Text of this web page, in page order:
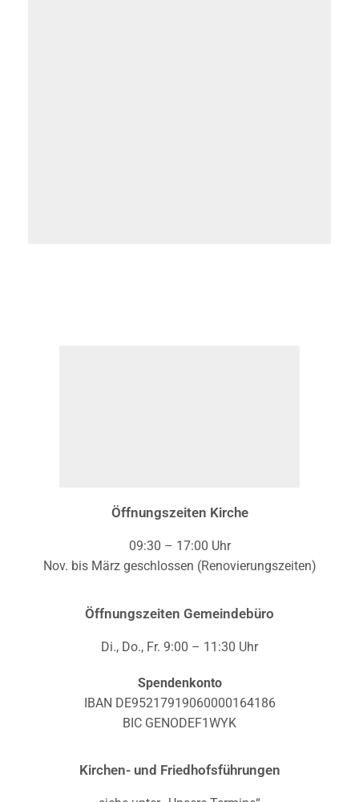
Öffnungszeiten Kirche
09:30 – 17:00 Uhr
Nov. bis März geschlossen (Renovierungszeiten)
Öffnungszeiten Gemeindebüro
Di., Do., Fr. 9:00 – 11:30 Uhr
Spendenkonto
IBAN DE95217919060000164186
BIC GENODEF1WYK
Kirchen- und Friedhofsführungen